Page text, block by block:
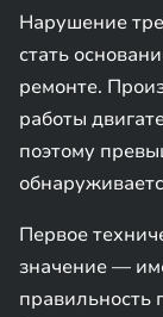
Нарушение
стать
ремонте.
работы
поэтому
Первое
значение —
правильность